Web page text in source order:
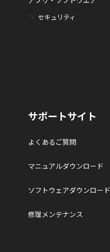
セキュリティ
サポートサイト
よくあるご質問
マニュアルダウンロード
ソフトウェアダウンロード
修理メンテナンス